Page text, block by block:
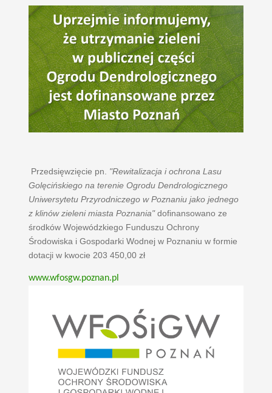
Przedsięwzięcie pn.
"Rewitalizacja i ochrona Lasu
Golęcińskiego na terenie Ogrodu Dendrologicznego
Uniwersytetu Przyrodniczego w Poznaniu jako jednego
z klinów zieleni miasta Poznania"dofinansowano ze
środków Wojewódzkiego Funduszu Ochrony
Środowiska i Gospodarki Wodnej w Poznaniu w formie
dotacji w kwocie 203 450,00 zł
www.wfosgw.poznan.pl